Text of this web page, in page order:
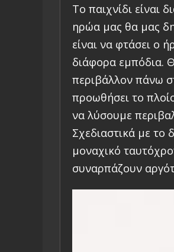
Το παιχνίδι είναι
ηρώα μας θα μας
είναι να φτάσει ο
διάφορα εμπόδια.
περιβάλλον πάνω
προωθήσει το
να λύσουμε
Σχεδιαστικά με το
μοναχικό
συναρπάζουν